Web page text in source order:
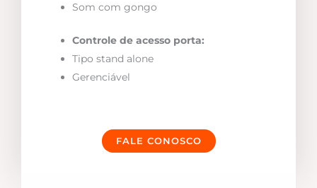
Som com gongo
Controle de acesso porta:
Tipo stand alone
Gerenciável
FALE CONOSCO